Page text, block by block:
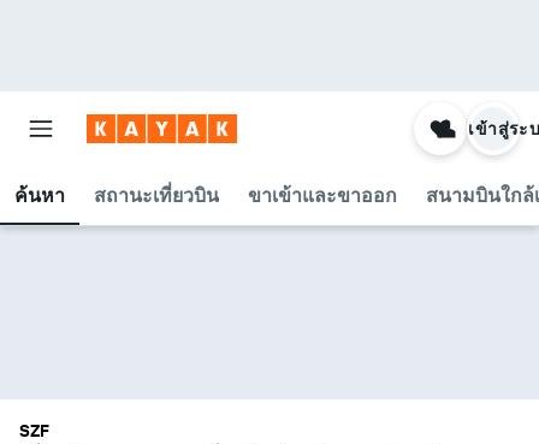
ค้นหา สถานะเที่ยวบิน ขาเข้าและขาออก สนามบินใกล้
เข้าสู่ระ
SZF